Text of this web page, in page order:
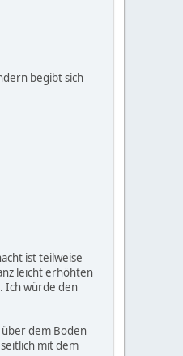
begibt sich
ist teilweise
leicht erhöhten
Ich würde den
dem Boden
mit dem